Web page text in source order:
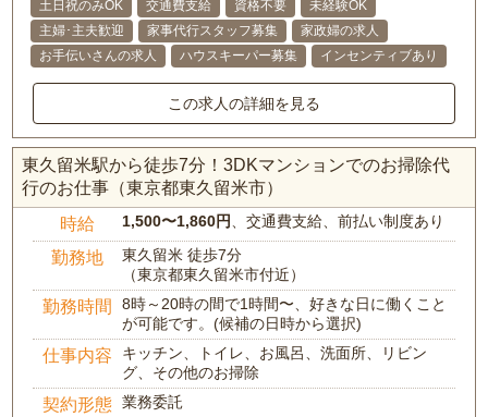
土日祝のみOK 交通費支給 資格不要
未経験OK
主婦･主夫歓迎
家事代行スタッフ募集
家政婦の求人
お手伝いさんの求人
ハウスキーパー募集 インセンティブあり
この求人の詳細を見る
東久留米駅から徒歩7分！3DKマンションでのお掃除代
行のお仕事（東京都東久留米市）
時給 1,500〜1,860円、交通費支給、前払い制度あり
勤務地
東久留米 徒歩7分
（東京都東久留米市付近）
勤務時間
8時～20時の間で1時間〜、好きな日に働くこと
が可能です。(候補の日時から選択)
仕事内容
キッチン、トイレ、お風呂、洗面所、リビン
グ、その他のお掃除
契約形態 業務委託